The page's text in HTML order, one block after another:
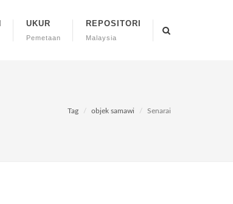
UKUR
Pemetaan
REPOSITORI
Malaysia
Tag objek samawi Senarai